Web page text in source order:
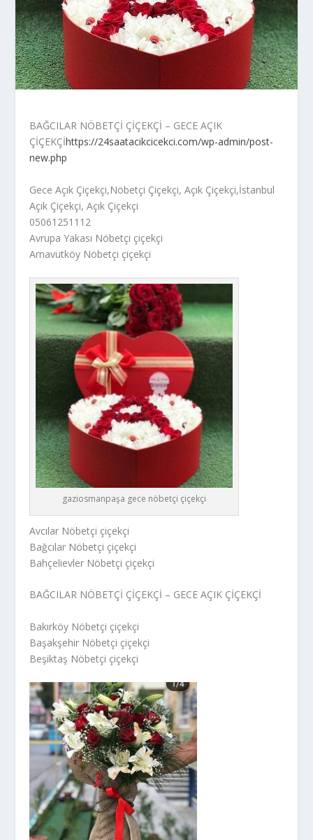
BAĞCILAR NÖBETÇİ ÇİÇEKÇİ – GECE AÇIK
ÇİÇEKÇİhttps://24saatacikcicekci.com/wp-admin/post-
new.php
Gece Açık Çiçekçi,Nöbetçi Çiçekçi, Açık Çiçekçi,İstanbul
Açık Çiçekçi, Açık Çiçekçi
05061251112
Avrupa Yakası Nöbetçi çiçekçi
Arnavutköy Nöbetçi çiçekçi
gaziosmanpaşa gece nöbetçi çiçekçi
Avcılar Nöbetçi çiçekçi
Bağcılar Nöbetçi çiçekçi
Bahçelievler Nöbetçi çiçekçi
BAĞCILAR NÖBETÇİ ÇİÇEKÇİ – GECE AÇIK ÇİÇEKÇİ
Bakırköy Nöbetçi çiçekçi
Başakşehir Nöbetçi çiçekçi
Beşiktaş Nöbetçi çiçekçi